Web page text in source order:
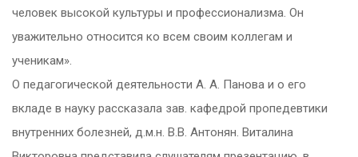
человек высокой культуры и профессионализма. Он
уважительно относится ко всем своим коллегам и
ученикам».
О педагогической деятельности А. А. Панова и о его
вкладе в науку рассказала зав. кафедрой пропедевтики
внутренних болезней, д.м.н. В.В. Антонян. Виталина